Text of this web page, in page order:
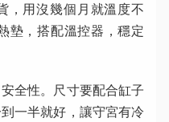
，用沒幾個月就溫度不
墊，搭配溫控器，穩定
全性。尺寸要配合缸子
一半就好，讓守宮有冷